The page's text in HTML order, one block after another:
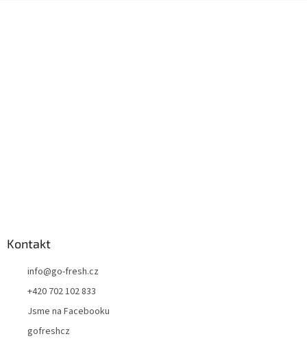
Kontakt
info@go-fresh.cz
+420 702 102 833
Jsme na Facebooku
gofreshcz